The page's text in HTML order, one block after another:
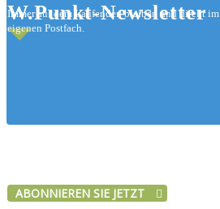
W.Punkt-Newsletter
Immer auf dem Laufenden bleiben und direkt im
eigenen Postfach.
ABONNIEREN SIE JETZT